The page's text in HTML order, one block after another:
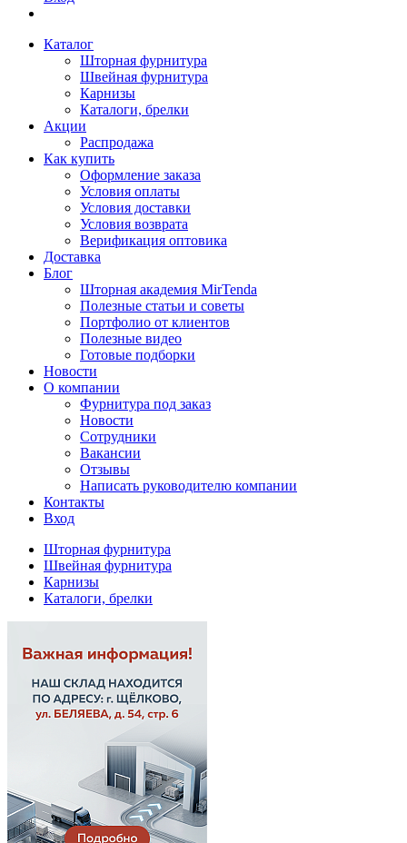
Каталог
Шторная фурнитура
Швейная фурнитура
Карнизы
Каталоги, брелки
Акции
Распродажа
Как купить
Оформление заказа
Условия оплаты
Условия доставки
Условия возврата
Верификация оптовика
Доставка
Блог
Шторная академия MirTenda
Полезные статьи и советы
Портфолио от клиентов
Полезные видео
Готовые подборки
Новости
О компании
Фурнитура под заказ
Новости
Сотрудники
Вакансии
Отзывы
Написать руководителю компании
Контакты
Вход
Шторная фурнитура
Швейная фурнитура
Карнизы
Каталоги, брелки